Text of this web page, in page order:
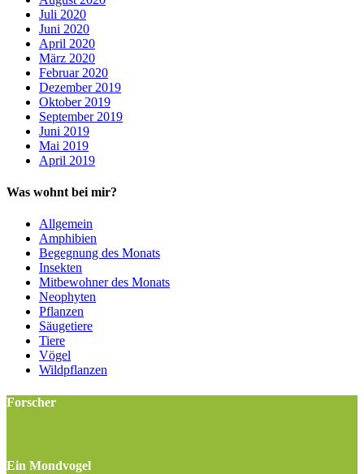
Juli 2020
Juni 2020
April 2020
März 2020
Februar 2020
Dezember 2019
Oktober 2019
September 2019
Juni 2019
Mai 2019
April 2019
Was wohnt bei mir?
Allgemein
Amphibien
Begegnung des Monats
Insekten
Mitbewohner des Monats
Neophyten
Pflanzen
Säugetiere
Tiere
Vögel
Wildpflanzen
Forscher
Ein Mondvogel